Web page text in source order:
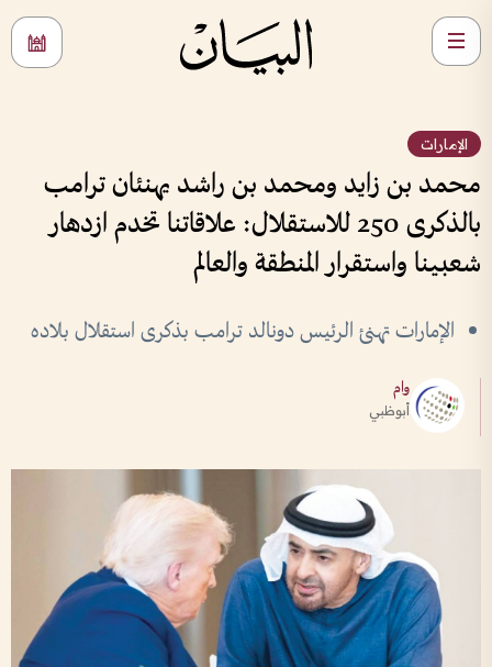
الإمارات
محمد بن زايد ومحمد بن راشد يهنئان ترامب
بالذكرى 250 للاستقلال: علاقاتنا تخدم ازدهار
شعبينا واستقرار المنطقة والعالم
الإمارات تهنئ الرئيس دونالد ترامب بذكرى استقلال بلاده
وام
أبوظبي